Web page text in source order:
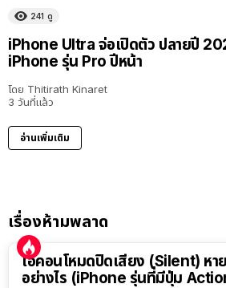
241 ดู
iPhone Ultra จ่อเปิดตัว ปลายปี
iPhone รุ่น Pro ปีหน้า
โดย Thitirath Kinaret
3 วันที่แล้ว
อ่านเพิ่มเติม
เรื่องห้ามพลาด
ไอคอนโหมดปิดเสียง (Silent) หา
อย่างไร (iPhone รุ่นที่มีปุ่ม